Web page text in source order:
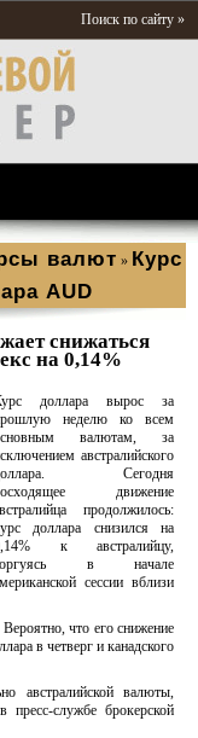
Поиск по сайту »
валют » Курс
AUD
снижаться
на 0,14%
доллара вырос за
неделю ко всем
валютам, за
австралийского
Сегодня
движение
продолжилось:
доллара снизился на
к австралийцу,
в начале
сессии вблизи
что его снижение
в четверг и канадского
австралийской валюты,
пресс-службе брокерской